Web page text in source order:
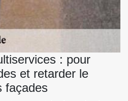
: pour
et retarder le
façades